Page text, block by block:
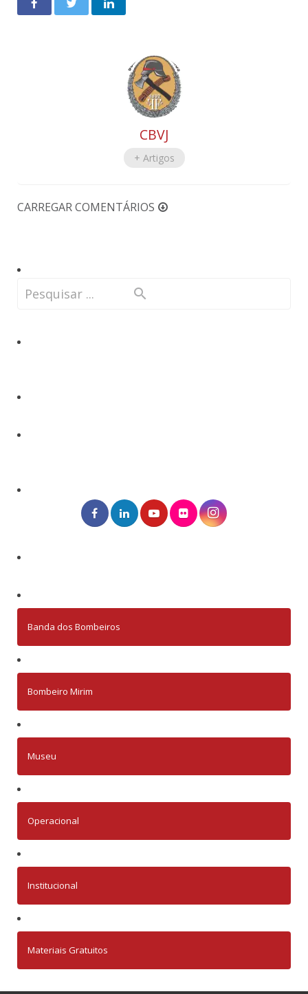
CBVJ
+ Artigos
CARREGAR COMENTÁRIOS
Banda dos Bombeiros
Bombeiro Mirim
Museu
Operacional
Institucional
Materiais Gratuitos